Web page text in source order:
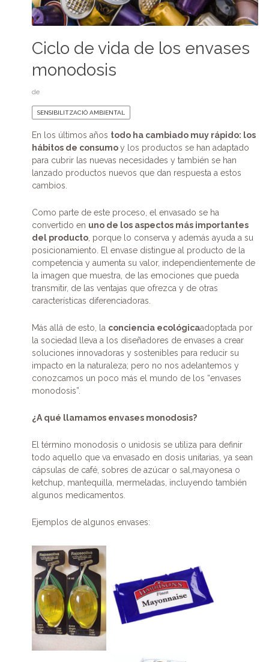
Ciclo de vida de los envases
monodosis
de
SENSIBILITZACIÓ AMBIENTAL
En los últimos años todo ha cambiado muy rápido: los
hábitos de consumoy los productos se han adaptado
para cubrir las nuevas necesidades y también se han
lanzado productos nuevos que dan respuesta a estos
cambios.
Como parte de este proceso, el envasado se ha
convertido en uno de los aspectos más importantes
del producto, porque lo conserva y además ayuda a su
posicionamiento. El envase distingue al producto de la
competencia y aumenta su valor, independientemente de
la imagen que muestra, de las emociones que pueda
transmitir, de las ventajas que ofrezca y de otras
características diferenciadoras.
Más allá de esto, la conciencia ecológicaadoptada por
la sociedad lleva a los diseñadores de envases a crear
soluciones innovadoras y sostenibles para reducir su
impacto en la naturaleza; pero no nos adelantemos y
conozcamos un poco más el mundo de los “envases
monodosis”.
¿A qué llamamos envases monodosis?
El término monodosis o unidosis se utiliza para definir
todo aquello que va envasado en dosis unitarias, ya sean
cápsulas de café, sobres de azúcar o sal,mayonesa o
ketchup, mantequilla, mermeladas, incluyendo también
algunos medicamentos.
Ejemplos de algunos envases: